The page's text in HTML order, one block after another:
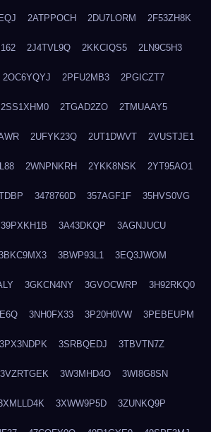
2ATPPOCH 2DU7LORM 2F53ZH8K
2J4TVL9Q 2KKCIQS5 2LN9C5H3
2OC6YQYJ 2PFU2MB3 2PGICZT7
2SS1XHM0 2TGAD2ZO 2TMUAAY5
2UFYK23Q 2UT1DWVT 2VUSTJE1
2WNPNKRH 2YKK8NSK 2YT95AO1
3478760D 357AGF1F 35HVS0VG
39PXKH1B 3A43DKQP 3AGNJUCU
3BWP93L1 3EQ3JWOM
3GKCN4NY 3GVOCWRP 3H92RKQ0
3NH0FX33 3P20H0VW 3PEBEUPM
3PX3NDPK 3SRBQEDJ 3TBVTN7Z
3VZRTGEK 3W3MHD4O 3WI8G8SN
3XWW9P5D 3ZUNKQ9P